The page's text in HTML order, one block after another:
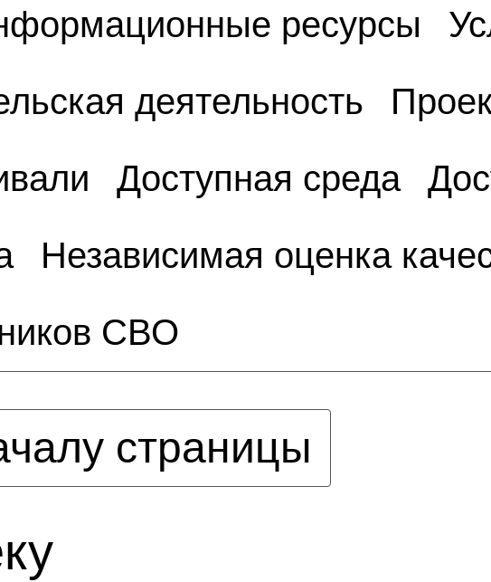
ресурсы
деятельность
Доступная среда
Независимая оценка
СВО
страницы